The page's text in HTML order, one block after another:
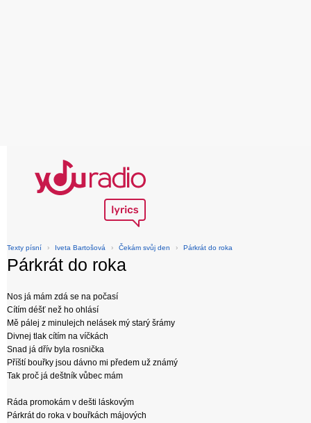
Texty písní › Iveta Bartošová › Čekám svůj den › Párkrát do roka
Párkrát do roka
Nos já mám zdá se na počasí
Cítím déšť než ho ohlásí
Mě pálej z minulejch nelásek mý starý šrámy
Divnej tlak cítím na víčkách
Snad já dřív byla rosnička
Příští bouřky jsou dávno mi předem už známý
Tak proč já deštník vůbec mám
Ráda promokám v dešti láskovým
Párkrát do roka v bouřkách májových